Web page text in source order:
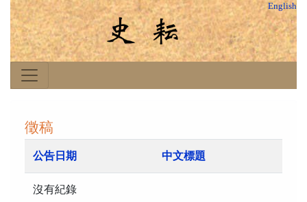
English
徵稿
公告日期 中文標題
沒有紀錄